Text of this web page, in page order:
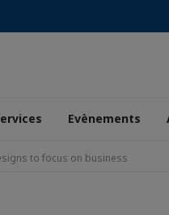
Evènements
to focus on business